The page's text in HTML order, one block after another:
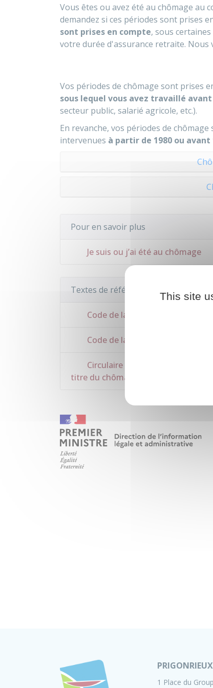
Vous êtes ou avez été au chômage au
demandez si ces périodes sont prises
sont prises en compte, sous
votre durée d'assurance retraite. Nous
Vos périodes de chômage sont prises
sous lequel vous avez travaillé
secteur public, salarié agricole, etc.).
En revanche, vos périodes de
intervenues à partir de 1980 ou avant
Pour en savoir plus
Je suis ou j’ai été au chômage
Textes de référence
Code de la sécurité sociale :
Code de la sécurité sociale :
Circulaire Cnav n°2020-25
titre du chômage à compter du 1er
PRIGONRIEUX
1 Place du
This site